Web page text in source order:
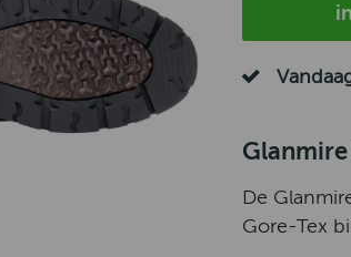
De
Gore-Tex